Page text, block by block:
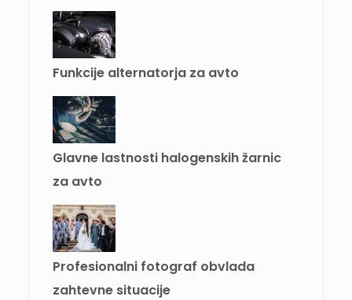
Funkcije alternatorja za avto
Glavne lastnosti halogenskih žarnic
za avto
Profesionalni fotograf obvlada
zahtevne situacije